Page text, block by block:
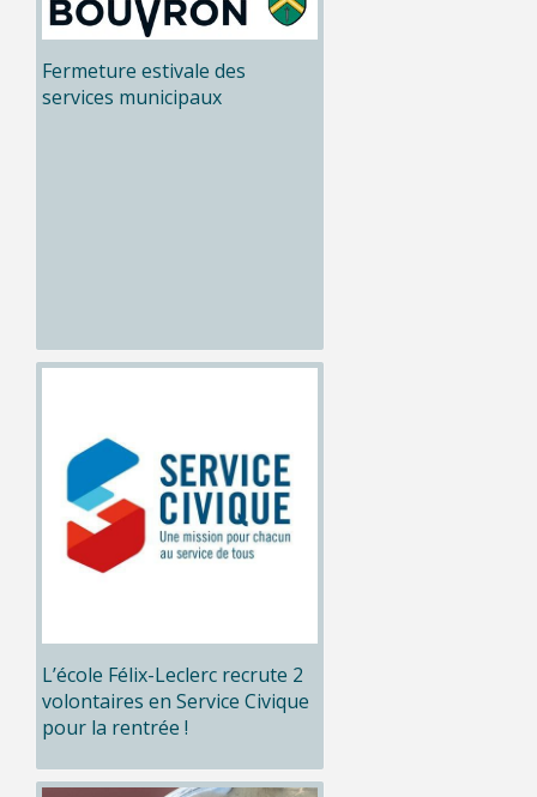
Fermeture estivale des
services municipaux
L’école Félix-Leclerc recrute 2
volontaires en Service Civique
pour la rentrée !